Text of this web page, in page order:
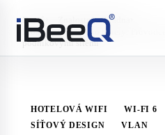
Domů Znalostní základna
Moderní Wi-Fi 6 pro hotely:
podnikovými sítěmi
HOTELOVÁ WIFI WI-FI 6
SÍŤOVÝ DESIGN
VLAN